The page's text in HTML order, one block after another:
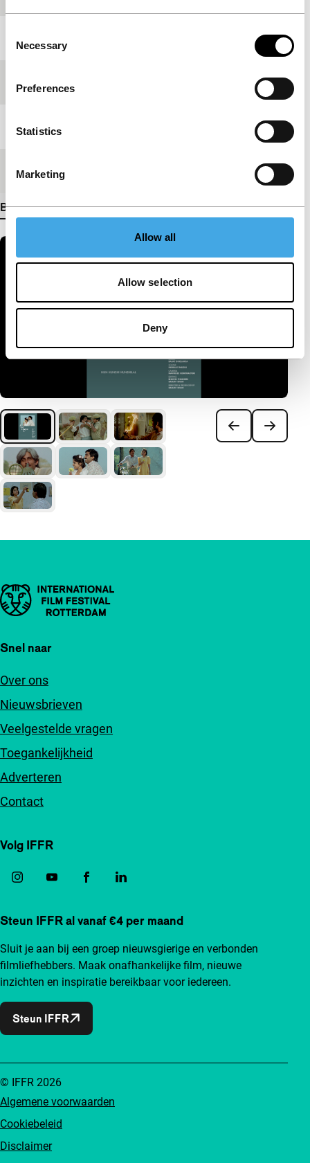
Selection
Necessary
Preferences
Statistics
Marketing
Allow all
Allow selection
Deny
Festivaleditie
Lengte
Medium/Formaat
Bekijk meer details
Belangrijke links
Snel naar
Over ons
Nieuwsbrieven
Veelgestelde vragen
Toegankelijkheid
Adverteren
Contact
Volg IFFR
Steun IFFR al vanaf €4 per maand
Sluit je aan bij een groep nieuwsgierige en verbonden
filmliefhebbers. Maak onafhankelijke film, nieuwe
inzichten en inspiratie bereikbaar voor iedereen.
Steun IFFR
Algemene voorwaarden
Cookiebeleid
Disclaimer
© IFFR 2026